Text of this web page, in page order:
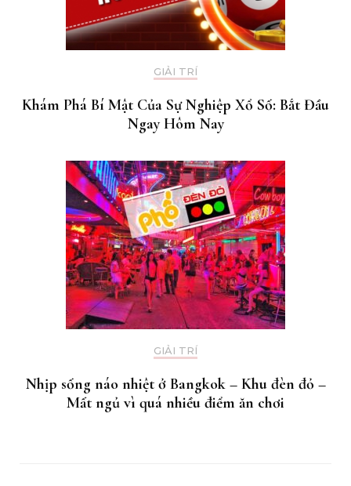
GIẢI TRÍ
Khám Phá Bí Mật Của Sự Nghiệp Xổ Số: Bắt Đầu
Ngay Hôm Nay
GIẢI TRÍ
Nhịp sống náo nhiệt ở Bangkok – Khu đèn đỏ –
Mất ngủ vì quá nhiều điểm ăn chơi